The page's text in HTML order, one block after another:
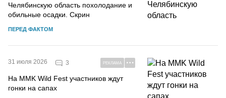
Челябинскую область похолодание и
обильные осадки. Скрин
ПЕРЕД ФАКТОМ
31 июля 2026 3 РЕКЛАМА
На MMK Wild Fest участников ждут
гонки на сапах